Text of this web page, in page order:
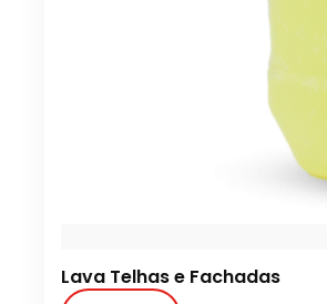
Lava Telhas e Fachadas